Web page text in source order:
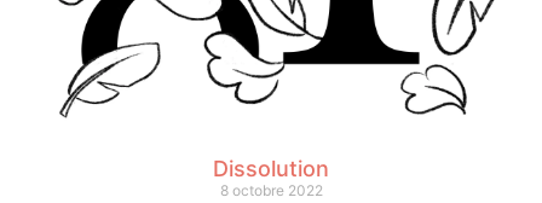
Dissolution
8 octobre 2022